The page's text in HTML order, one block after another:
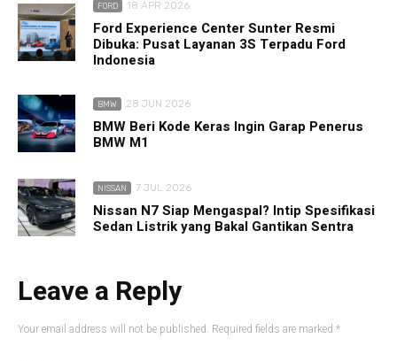
FORD 18 APR 2026
Ford Experience Center Sunter Resmi
Dibuka: Pusat Layanan 3S Terpadu Ford
Indonesia
BMW 28 JUN 2026
BMW Beri Kode Keras Ingin Garap Penerus
BMW M1
NISSAN 7 JUL 2026
Nissan N7 Siap Mengaspal? Intip Spesifikasi
Sedan Listrik yang Bakal Gantikan Sentra
Leave a Reply
Your email address will not be published. Required fields are marked *